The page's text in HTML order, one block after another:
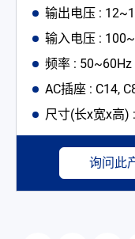
输出电压 :
输入电压 :
频率 : 50~60Hz
AC插座 : C14,
尺寸(长x宽x高)
询问此